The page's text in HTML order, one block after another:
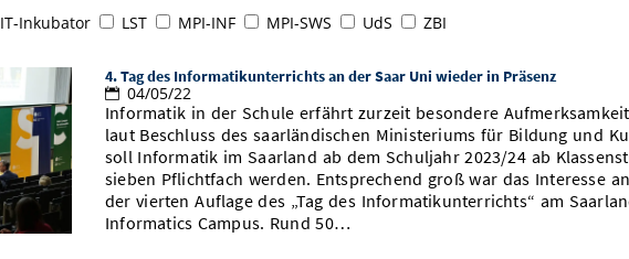
IT-Inkubator LST MPI-INF MPI-SWS UdS ZBI
4. Tag des Informatikunterrichts an der Saar Uni wieder in Präsenz
04/05/22
Informatik in der Schule erfährt zurzeit besondere
laut Beschluss des saarländischen Ministeriums für Bildung und
soll Informatik im Saarland ab dem Schuljahr 2023/24 ab
sieben Pflichtfach werden. Entsprechend groß war das Interesse an
der vierten Auflage des „Tag des Informatikunterrichts“ am
Informatics Campus. Rund 50…